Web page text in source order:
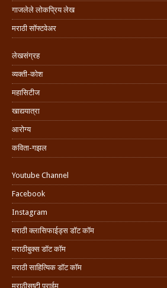
गाजलेले लोकप्रिय लेख
मराठी सॉफ्टवेअर
लेखसंग्रह
व्यक्ती-कोश
महासिटीज
खाद्ययात्रा
आरोग्य
कविता-गझल
Youtube Channel
Facebook
Instagram
मराठी क्लासिफाईड्स डॉट कॉम
मराठीबुक्स डॉट कॉम
मराठी साहित्यिक डॉट कॉम
मराठीसृष्टी प्राईम